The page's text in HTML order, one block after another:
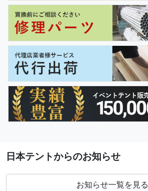
日本テントからのお知らせ
お知らせ一覧を見る